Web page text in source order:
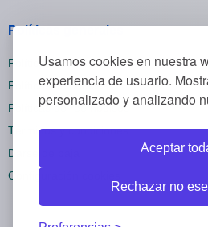
Usamos cookies en nuestra
experiencia de usuario.
personalizado y analizando
Aceptar
Rechazar no
Políticas generales
Políticas de privacidad
Políticas de cookies
Políticas de reembolsos
Términos y condiciones
Darse de baja
Configuración cookies